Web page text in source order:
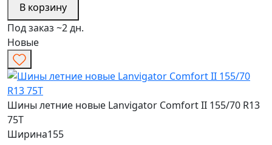
В корзину
Под заказ ~2 дн.
Новые
Шины летние новые Lanvigator Comfort II 155/70 R13
75T
Ширина155